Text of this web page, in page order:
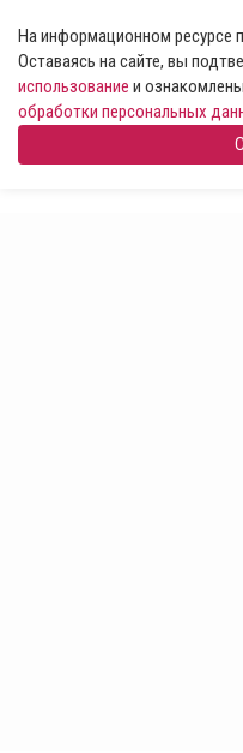
На информационном ресурсе
Оставаясь на сайте, вы
использование и
обработки персональных